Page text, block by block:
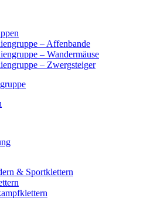
– Affenbande
– Wandermäuse
– Zwergsteiger
& Sportklettern